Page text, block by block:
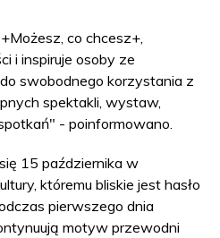
co chcesz+,
i inspiruje osoby ze
swobodnego korzystania z
spektakli, wystaw,
- poinformowano.
15 października w
któremu bliskie jest hasło
pierwszego dnia
motyw przewodni